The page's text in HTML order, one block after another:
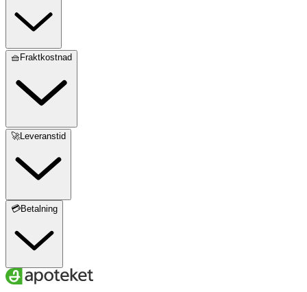
🧺Fraktkostnad
🚀Leveranstid
💳Betalning